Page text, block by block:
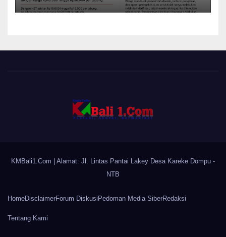
KMBali1.Com | Alamat: Jl. Lintas Pantai Lakey Desa Kareke Dompu -
NTB
HomeDisclaimerForum Diskusi Pedoman Media SiberRedaksi
Tentang Kami